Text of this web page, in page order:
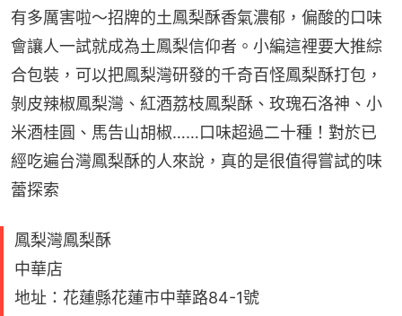
有多厲害啦～招牌的土鳳梨酥香氣濃郁，偏酸的口味
會讓人一試就成為土鳳梨信仰者。小編這裡要大推綜
合包裝，可以把鳳梨灣研發的千奇百怪鳳梨酥打包，
剝皮辣椒鳳梨灣、紅酒荔枝鳳梨酥、玫瑰石洛神、小
米酒桂圓、馬告山胡椒……口味超過二十種！對於已
經吃遍台灣鳳梨酥的人來說，真的是很值得嘗試的味
蕾探索
鳳梨灣鳳梨酥
中華店
地址：花蓮縣花蓮市中華路84-1號